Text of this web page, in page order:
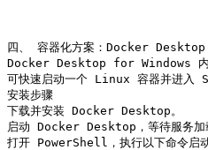
四、 容器化方案：Docker Desktop
Docker Desktop for Windows 内
可快速启动一个 Linux 容器并进入
安装步骤
下载并安装 Docker Desktop。
启动 Docker Desktop，等待服务加
打开 PowerShell，执行以下命令